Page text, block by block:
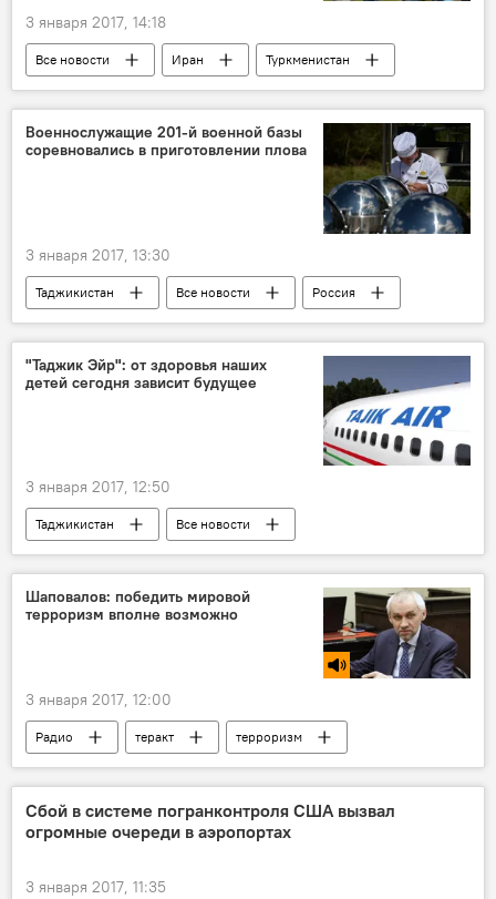
3 января 2017, 14:18
Все новости Иран
Туркменистан
Центральная Азия
газ
Военнослужащие 201-й военной базы
соревновались в приготовлении плова
3 января 2017, 13:30
Таджикистан Все новости
Россия
201-я РВБ в Таджикистане
"Таджик Эйр": от здоровья наших
детей сегодня зависит будущее
3 января 2017, 12:50
Таджикистан
Все новости
"Таджик Эйр"
акции и бумаги
Шаповалов: победить мировой
терроризм вполне возможно
3 января 2017, 12:00
Радио теракт
терроризм
Мир
Сбой в системе погранконтроля США вызвал
огромные очереди в аэропортах
3 января 2017, 11:35